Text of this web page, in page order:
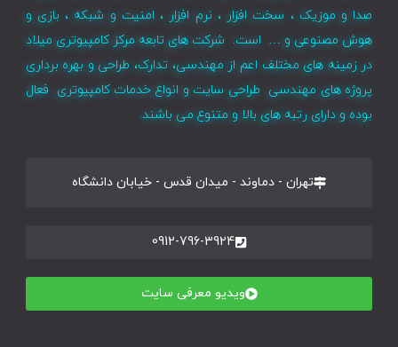
صدا و موزیک ، سخت افزار ، نرم افزار ، امنیت و شبکه ، بازی و
هوش مصنوعی و … است. شرکت های تابعه مرکز کامپیوتری میلاد
در زمینه های مختلف اعم از مهندسی، تدارک، طراحی و بهره برداری
پروژه های مهندسی طراحی سایت و انواع خدمات کامپیوتری فعال
بوده و دارای رتبه های بالا و متنوع می باشند.
تهران - دماوند - میدان قدس - خیابان دانشگاه
0912-796-3924
ویدیو معرفی سایت